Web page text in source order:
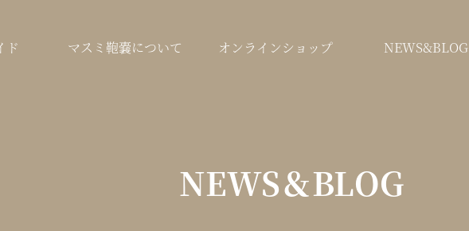
ド マスミ鞄嚢について オンラインショップ NEWS&BLOG
NEWS＆BLOG